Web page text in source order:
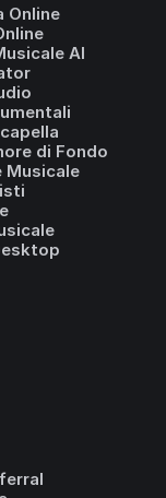
Online
AI
di Fondo
Musicale